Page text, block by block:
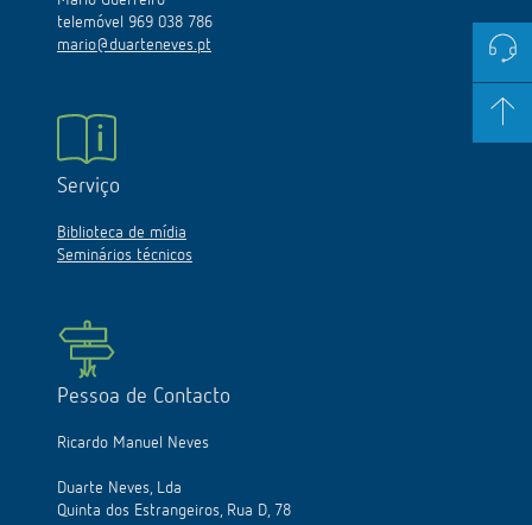
telemóvel 969 038 786
mario@duarteneves.pt
Serviço
Biblioteca de mídia
Seminários técnicos
Pessoa de Contacto
Ricardo Manuel Neves
Duarte Neves, Lda
Quinta dos Estrangeiros, Rua D, 78